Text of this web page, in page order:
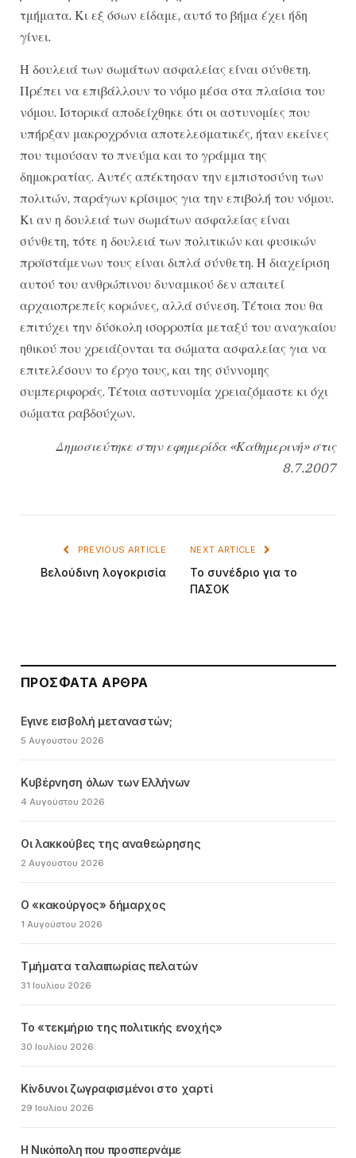
τμήματα. Κι εξ όσων είδαμε, αυτό το βήμα έχει ήδη
γίνει.
Η δουλειά των σωμάτων ασφαλείας είναι σύνθετη.
Πρέπει να επιβάλλουν το νόμο μέσα στα πλαίσια του
νόμου. Ιστορικά αποδείχθηκε ότι οι αστυνομίες που
υπήρξαν μακροχρόνια αποτελεσματικές, ήταν εκείνες
που τιμούσαν το πνεύμα και το γράμμα της
δημοκρατίας. Αυτές απέκτησαν την εμπιστοσύνη των
πολιτών, παράγων κρίσιμος για την επιβολή του νόμου.
Κι αν η δουλειά των σωμάτων ασφαλείας είναι
σύνθετη, τότε η δουλειά των πολιτικών και φυσικών
προϊστάμενων τους είναι διπλά σύνθετη. Η διαχείριση
αυτού του ανθρώπινου δυναμικού δεν απαιτεί
αρχαιοπρεπείς κορώνες, αλλά σύνεση. Τέτοια που θα
επιτύχει την δύσκολη ισορροπία μεταξύ του αναγκαίου
ηθικού που χρειάζονται τα σώματα ασφαλείας για να
επιτελέσουν το έργο τους, και της σύννομης
συμπεριφοράς. Τέτοια αστυνομία χρειαζόμαστε κι όχι
σώματα ραβδούχων.
Δημοσιεύτηκε στην εφημερίδα «Καθημερινή» στις
8.7.2007
PREVIOUS ARTICLE
Βελούδινη λογοκρισία
NEXT ARTICLE
Το συνέδριο για το
ΠΑΣΟΚ
ΠΡΌΣΦΑΤΑ ΆΡΘΡΑ
Εγινε εισβολή μεταναστών;
5 Αυγούστου 2026
Κυβέρνηση όλων των Ελλήνων
4 Αυγούστου 2026
Οι λακκούβες της αναθεώρησης
2 Αυγούστου 2026
Ο «κακούργος» δήμαρχος
1 Αυγούστου 2026
Τμήματα ταλαιπωρίας πελατών
31 Ιουλίου 2026
Το «τεκμήριο της πολιτικής ενοχής»
30 Ιουλίου 2026
Κίνδυνοι ζωγραφισμένοι στο χαρτί
29 Ιουλίου 2026
Η Νικόπολη που προσπερνάμε